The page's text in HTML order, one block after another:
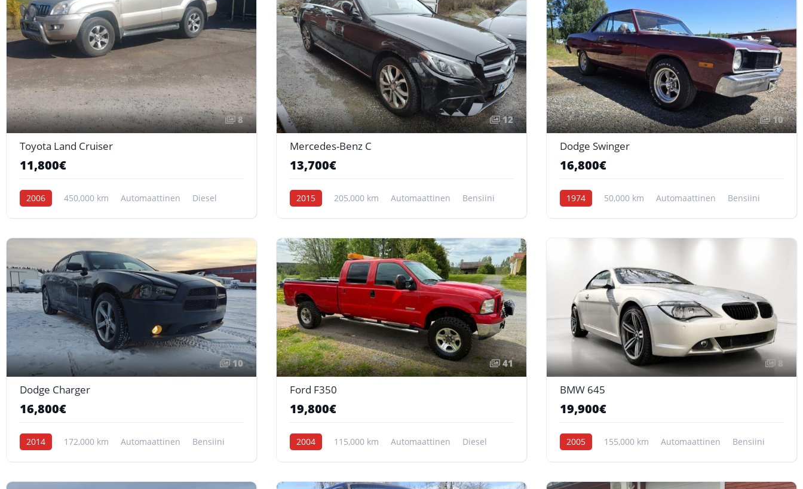
8
Toyota Land Cruiser
11,800€
2006 450,000 km Automaattinen Diesel
12
Mercedes-Benz C
13,700€
2015 205,000 km Automaattinen Bensiini
10
Dodge Swinger
16,800€
1974 50,000 km Automaattinen Bensiini
10
Dodge Charger
16,800€
2014 172,000 km Automaattinen Bensiini
41
Ford F350
19,800€
2004 115,000 km Automaattinen Diesel
8
BMW 645
19,900€
2005 155,000 km Automaattinen Bensiini